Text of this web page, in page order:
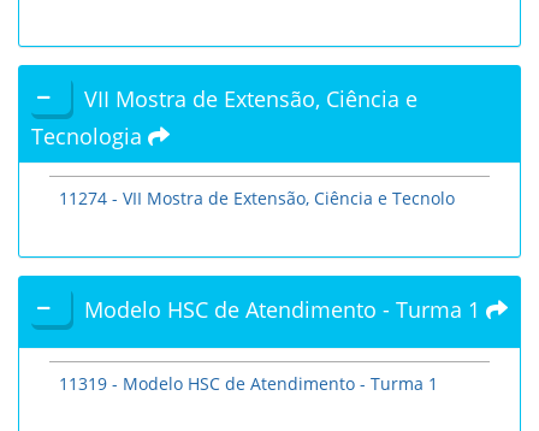
VII Mostra de Extensão, Ciência e
Tecnologia
11274 - VII Mostra de Extensão, Ciência e Tecnolo
Modelo HSC de Atendimento - Turma 1
11319 - Modelo HSC de Atendimento - Turma 1